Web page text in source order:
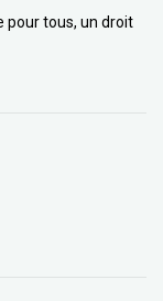
pour tous, un droit